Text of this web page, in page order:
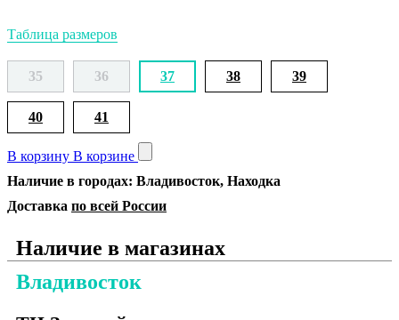
Таблица размеров
35 36 37 38 39
40 41
В корзину В корзине
Наличие в городах: Владивосток, Находка
Доставка по всей России
Наличие в магазинах
Владивосток